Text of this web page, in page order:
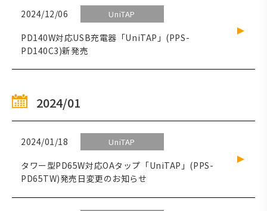
2024/12/06 UniTAP
PD140W対応USB充電器「UniTAP」(PPS-
PD140C3)新発売
2024/01
2024/01/18 UniTAP
タワー型PD65W対応OAタップ「UniTAP」(PPS-
PD65TW)発売日変更のお知らせ